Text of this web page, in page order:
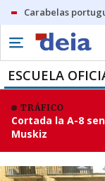
Carabelas
ESCUELA
TRÁFICO
Cortada la A-8
Muskiz